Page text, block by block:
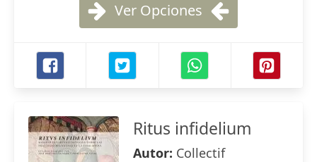
Ver Opciones
Ritus infidelium
Autor: Collectif